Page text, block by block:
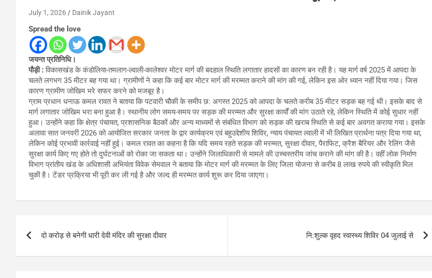
July 1, 2026 Dainik Jayant
Spread the love
जयन्त प्रतिनिधि।
पौड़ी :विकासखंड के कंडोलिया-तमलाग-ल्वाली-कालेश्वर मोटर मार्ग की बदहाल स्थिति लगातार हादसों का कारण बन रही है। यह मार्ग वर्ष 2025 में आपदा के
चलते लगभग 35 मीटर बह गया था। ग्रामीणों ने कहा कि कई बार मोटर मार्ग की मरम्मत कराने की मांग की गई, लेकिन इस ओर ध्यान नहीं दिया गया। जिस
कारण ग्रामीण जोखिम भरे सफर करने को मजबूर है।
ग्राम प्रधान धनाऊ कमल रावत ने बताया कि पटवारी चौकी के समीप छ: अगस्त 2025 को आपदा के चलते करीब 35 मीटर सड़क बह गई थी। इसके बाद से
मार्ग लगातार जोखिम भरा बना हुआ है। स्थानीय लोग समय-समय पर सड़क की मरम्मत और सुरक्षा कार्यों की मांग उठाते रहे, लेकिन स्थिति में कोई सुधार नहीं
हुआ। उन्होंने कहा कि क्षेत्र पंचायत, प्रशासनिक बैठकों और अन्य माध्यमों से संबंधित विभाग को सड़क की खराब स्थिति से कई बार अवगत कराया गया। इसके
अलावा सात जनवरी 2026 को आयोजित सरकार जनता के द्वार कार्यक्रम एवं बहुउद्देशीय शिविर, न्याय पंचायत ल्वाली में भी लिखित प्रार्थना पत्र दिया गया था,
लेकिन कोई प्रभावी कार्रवाई नहीं हुई। कमल रावत का कहना है कि यदि समय रहते सड़क की मरम्मत, सुरक्षा दीवार, पैराफिट, क्रैश बैरियर और रेलिंग जैसे
सुरक्षा कार्य किए गए होते तो दुर्घटनाओं को रोका जा सकता था। उन्होंने जिलाधिकारी से मामले की उच्चस्तरीय जांच कराने की मांग की है। वहीं लोक निर्माण
विभाग प्रांतीय खंड के अधिशासी अभियंता विवेक सेमवाल ने बताया कि मोटर मार्ग की मरम्मत के लिए जिला योजना से करीब 8 लाख रुपये की स्वीकृति मिल
चुकी है। टेंडर प्रक्रिया भी पूरी कर ली गई है और जल्द ही मरम्मत कार्य शुरू कर दिया जाएगा।
navigation
दो करोड़ से बनेगी धारी देवी मंदिर की सुरक्षा दीवार नि:शुल्क वृहद स्वास्थ्य शिविर 04 जुलाई से